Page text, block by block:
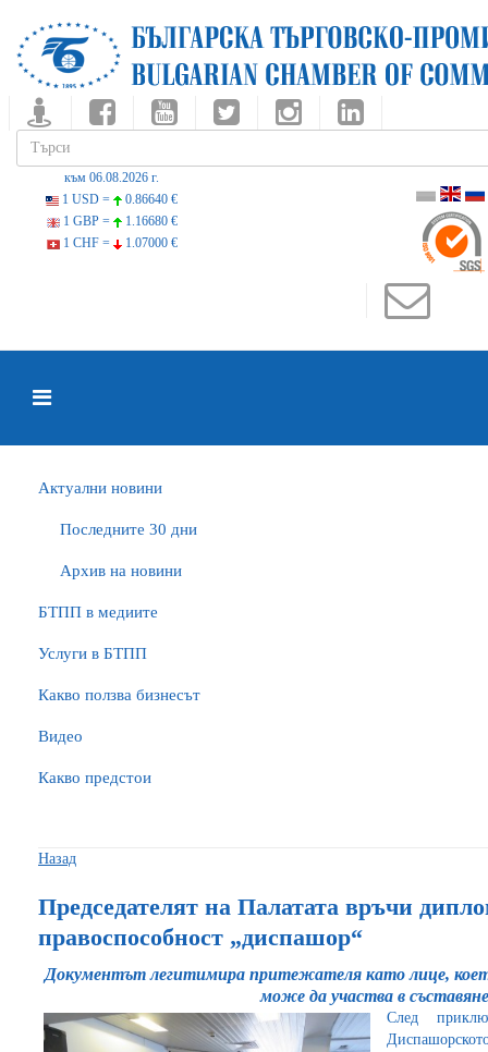
към 06.08.2026 г.
1 USD =
0.86640 €
1 GBP =
1.16680 €
1 CHF =
1.07000 €
Актуални новини
Последните 30 дни
Архив на новини
БTПП в медиите
Услуги в БТПП
Какво ползва бизнесът
Видео
Какво предстои
Назад
Председателят на Палатата връчи
правоспособност „диспашор“
Документът легитимира притежателя като лице,
може да участва в
След